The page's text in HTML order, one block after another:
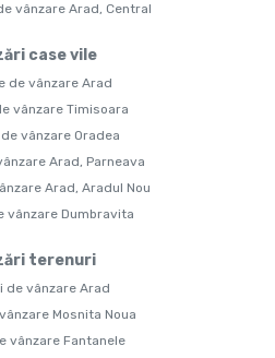
vânzare Arad, Central
case vile
de vânzare Arad
vânzare Timisoara
vânzare Oradea
Arad, Parneava
Arad, Aradul Nou
vânzare Dumbravita
terenuri
de vânzare Arad
Mosnita Noua
vânzare Fantanele